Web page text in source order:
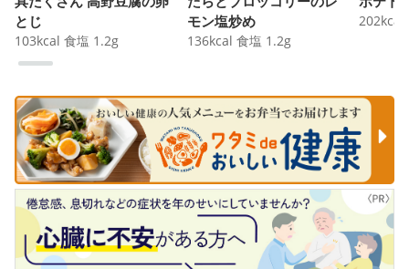
とじ
103kcal 食塩 1.2g
モン塩炒め
136kcal 食塩 1.2g
202kcal